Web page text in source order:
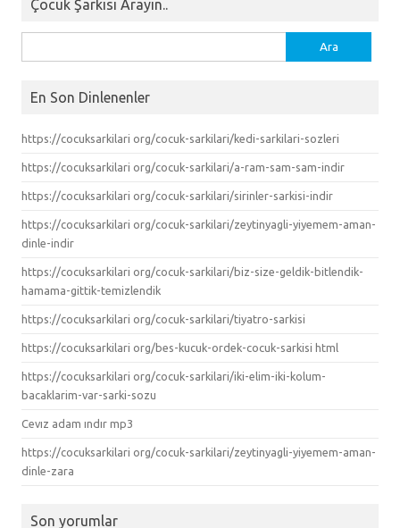
Çocuk Şarkısı Arayın..
En Son Dinlenenler
https://cocuksarkilari org/cocuk-sarkilari/kedi-sarkilari-sozleri
https://cocuksarkilari org/cocuk-sarkilari/a-ram-sam-sam-indir
https://cocuksarkilari org/cocuk-sarkilari/sirinler-sarkisi-indir
https://cocuksarkilari org/cocuk-sarkilari/zeytinyagli-yiyemem-aman-
dinle-indir
https://cocuksarkilari org/cocuk-sarkilari/biz-size-geldik-bitlendik-
hamama-gittik-temizlendik
https://cocuksarkilari org/cocuk-sarkilari/tiyatro-sarkisi
https://cocuksarkilari org/bes-kucuk-ordek-cocuk-sarkisi html
https://cocuksarkilari org/cocuk-sarkilari/iki-elim-iki-kolum-
bacaklarim-var-sarki-sozu
Cevız adam ındır mp3
https://cocuksarkilari org/cocuk-sarkilari/zeytinyagli-yiyemem-aman-
dinle-zara
Son yorumlar